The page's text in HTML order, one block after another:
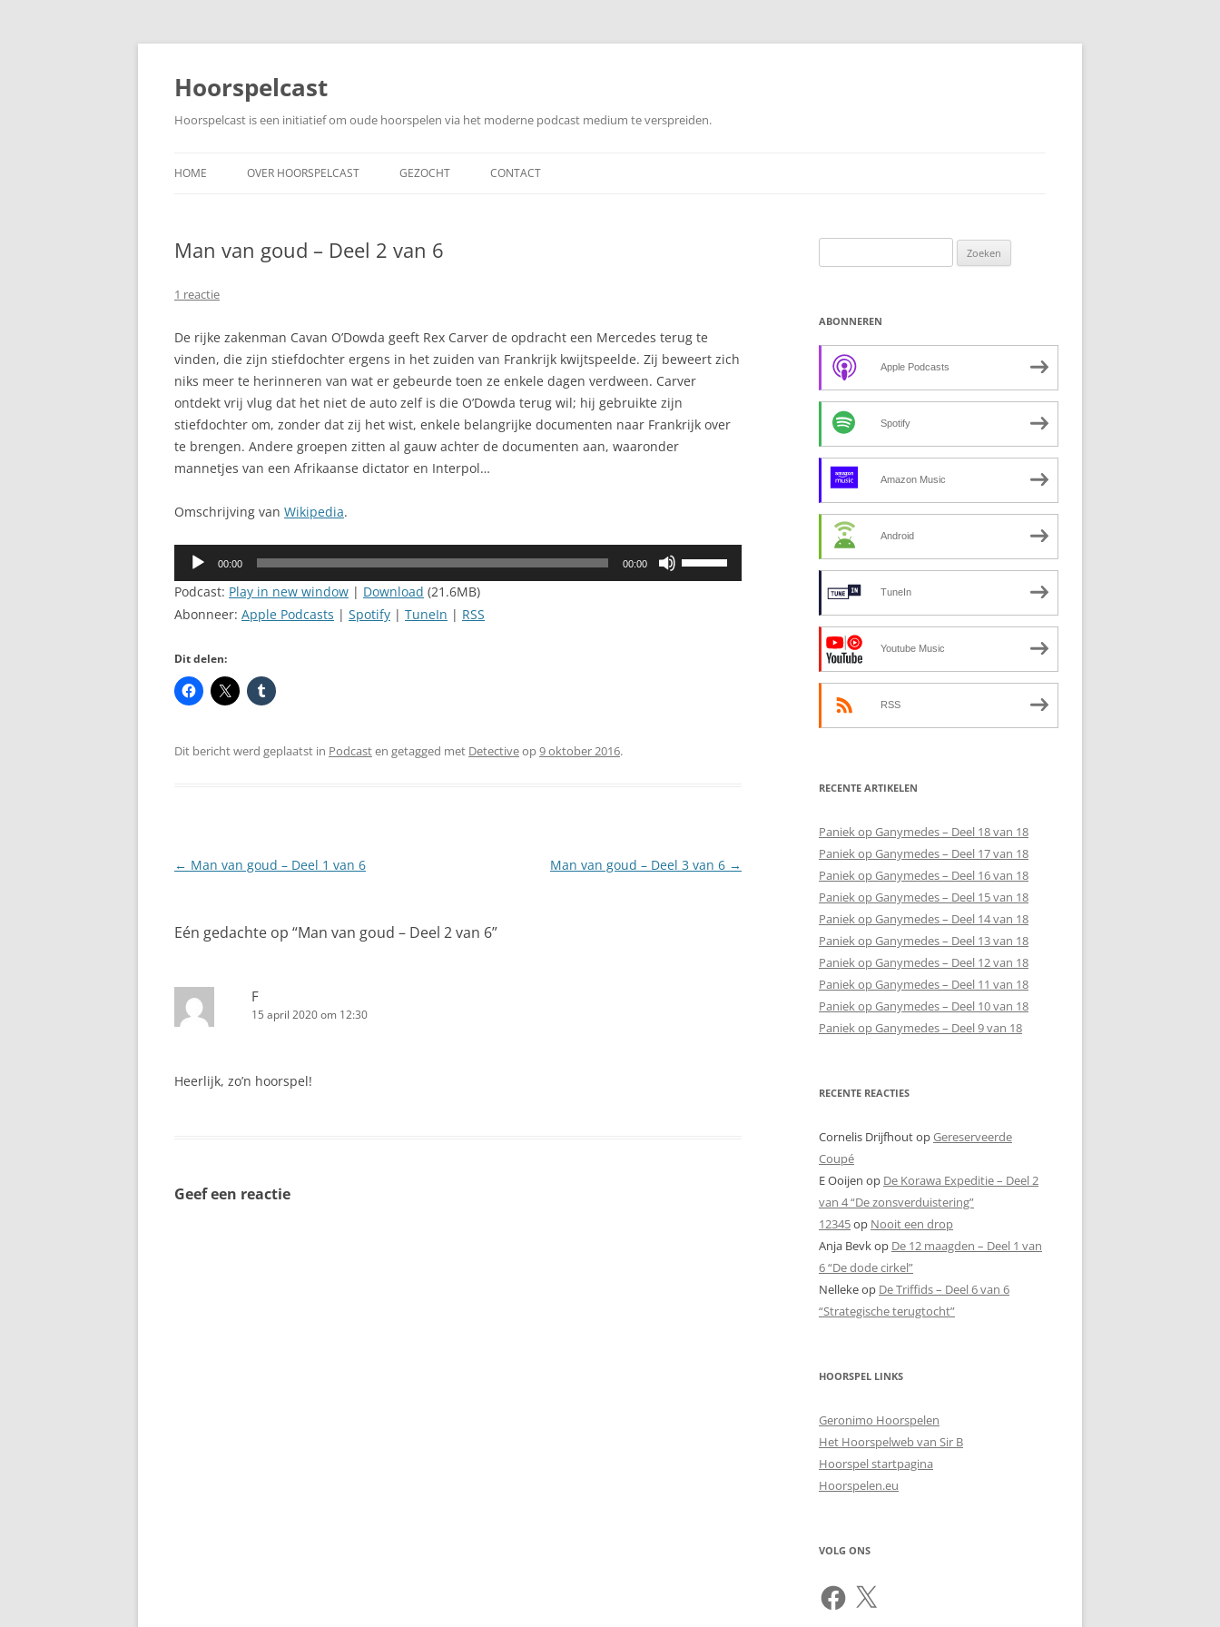
Ga
inhoud
Hoorspelcast
Hoorspelcast is een initiatief om oude hoorspelen via het moderne podcast medium te verspreiden.
HOME OVER HOORSPELCAST GEZOCHT CONTACT
Man van goud – Deel 2 van 6
1 reactie
De rijke zakenman Cavan O’Dowda geeft Rex Carver de opdracht een Mercedes terug te
vinden, die zijn stiefdochter ergens in het zuiden van Frankrijk kwijtspeelde. Zij beweert zich
niks meer te herinneren van wat er gebeurde toen ze enkele dagen verdween. Carver
ontdekt vrij vlug dat het niet de auto zelf is die O’Dowda terug wil; hij gebruikte zijn
stiefdochter om, zonder dat zij het wist, enkele belangrijke documenten naar Frankrijk over
te brengen. Andere groepen zitten al gauw achter de documenten aan, waaronder
mannetjes van een Afrikaanse dictator en Interpol…
Omschrijving van Wikipedia.
Audiospeler
00:00 00:00
Podcast: Play in new window | Download (21.6MB)
Abonneer: Apple Podcasts | Spotify | TuneIn | RSS
Dit delen:
Dit bericht werd geplaatst in Podcasten getagged met Detectiveop9 oktober 2016.
Berichtnavigatie
← Man van goud – Deel 1 van 6 Man van goud – Deel 3 van 6 →
Eén gedachte op “Man van goud – Deel 2 van 6”
F
15 april 2020 om 12:30
Heerlijk, zo’n hoorspel!
Geef een reactie
naar:
ABONNEREN
Apple Podcasts
Spotify
Amazon Music
Android
TuneIn
Youtube Music
RSS
RECENTE ARTIKELEN
Paniek op Ganymedes – Deel 18 van 18
Paniek op Ganymedes – Deel 17 van 18
Paniek op Ganymedes – Deel 16 van 18
Paniek op Ganymedes – Deel 15 van 18
Paniek op Ganymedes – Deel 14 van 18
Paniek op Ganymedes – Deel 13 van 18
Paniek op Ganymedes – Deel 12 van 18
Paniek op Ganymedes – Deel 11 van 18
Paniek op Ganymedes – Deel 10 van 18
Paniek op Ganymedes – Deel 9 van 18
RECENTE REACTIES
Cornelis DrijfhoutopGereserveerde
Coupé
E Ooijen op De Korawa Expeditie – Deel 2
van 4 “De zonsverduistering”
12345op Nooit een drop
Anja Bevkop De 12 maagden – Deel 1 van
6 “De dode cirkel”
Nellekeop De Triffids – Deel 6 van 6
“Strategische terugtocht”
HOORSPEL LINKS
Geronimo Hoorspelen
Het Hoorspelweb van Sir B
Hoorspel startpagina
Hoorspelen.eu
VOLG ONS
Facebook
X